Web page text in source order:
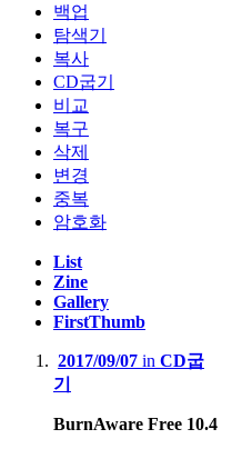
백업
탐색기
복사
CD굽기
비교
복구
삭제
변경
중복
암호화
List
Zine
Gallery
FirstThumb
2017/09/07 in CD굽
기
BurnAware Free 10.4